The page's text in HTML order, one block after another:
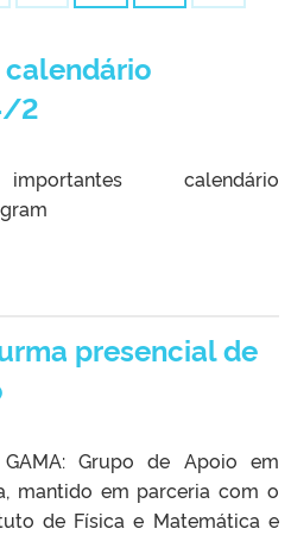
2
calendário
presencial de
Grupo de Apoio em
mantido em parceria com o
de Física e Matemática e